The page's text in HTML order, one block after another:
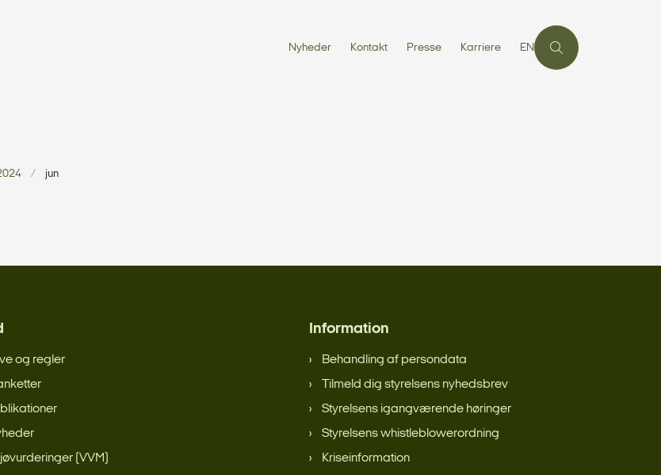
Nyheder Kontakt Presse Karriere EN
jun
og regler
(VVM)
Information
Behandling af persondata
Tilmeld dig styrelsens nyhedsbrev
Styrelsens igangværende høringer
Styrelsens whistleblowerordning
Kriseinformation